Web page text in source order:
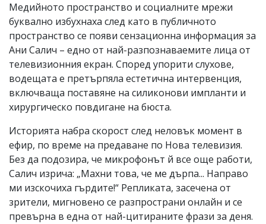
Ако
откриете
обиден
за
вас
коментар,
сигнализирайте
ни!
Медийното пространство и социалните мрежи
буквално избухнаха след като в публичното
пространство се появи сензационна информация за
Ани Салич – едно от най-разпознаваемите лица от
телевизионния екран. Според упорити слухове,
водещата е претърпяла естетична интервенция,
включваща поставяне на силиконови импланти и
хирургическо повдигане на бюста.
Историята набра скорост след неловък момент в
ефир, по време на предаване по Нова телевизия.
Без да подозира, че микрофонът й все още работи,
Салич изрича: „Махни това, че ме дърпа... Направо
ми изскочиха гърдите!“ Репликата, засечена от
зрители, мигновено се разпространи онлайн и се
превърна в една от най-цитираните фрази за деня.